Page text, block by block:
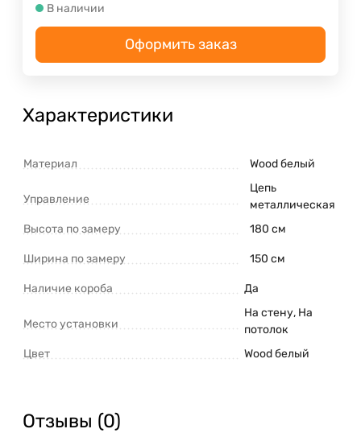
В наличии
Оформить заказ
Характеристики
Материал Wood белый
Управление
Цепь
металлическая
Высота по замеру
180 см
Ширина по замеру 150 см
Наличие короба Да
Место установки
На стену, На
потолок
Цвет
Wood белый
Отзывы (0)